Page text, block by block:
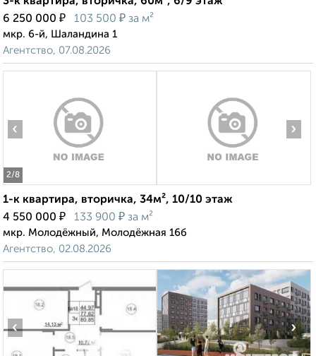
6 250 000 ₽ 103 500 ₽ за м²
мкр. 6-й, Шаландина 1
Агентство, 07.08.2026
2/8
‹ ›
1-к квартира, вторичка, 34м², 10/10 этаж
4 550 000 ₽ 133 900 ₽ за м²
мкр. Молодёжный, Молодёжная 16б
Агентство, 02.08.2026
‹ ›